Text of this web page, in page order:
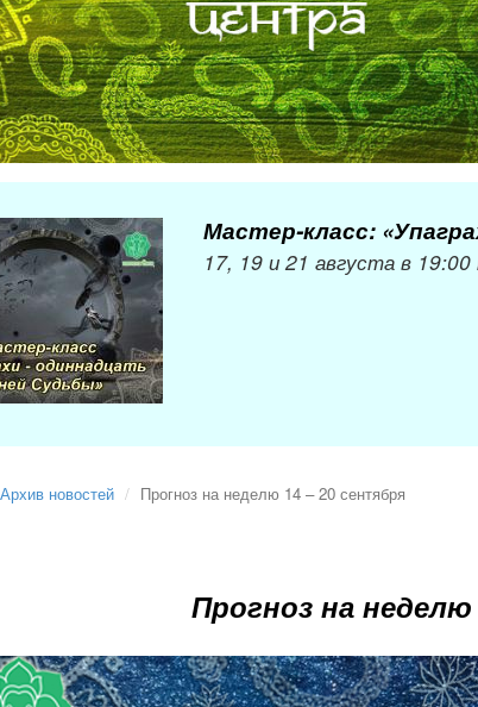
Мастер-класс:
17, 19 и 21 августа в 19:00
Архив новостей Прогноз на неделю 14 – 20 сентября
Прогноз на неделю